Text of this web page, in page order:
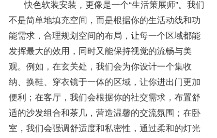
快色软装安装，更像是一个“生活策展师”。我们
不是简单地填充空间，而是根据你的生活动线和功
能需求，合理规划空间的布局，让每一个区域都能
发挥最大的效用，同时又能保持视觉的流畅与美
观。例如，在玄关处，我们会为你设计一个集收
纳、换鞋、穿衣镜于一体的区域，让你进出门更加
便利；在客厅，我们会根据你的社交需求，布置舒
适的沙发组合和茶几，营造温馨的交流氛围；在卧
室，我们会强调舒适度和私密性，通过柔和的灯光